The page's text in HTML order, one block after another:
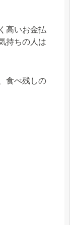
高いお金払
持ちの人は
食べ残しの